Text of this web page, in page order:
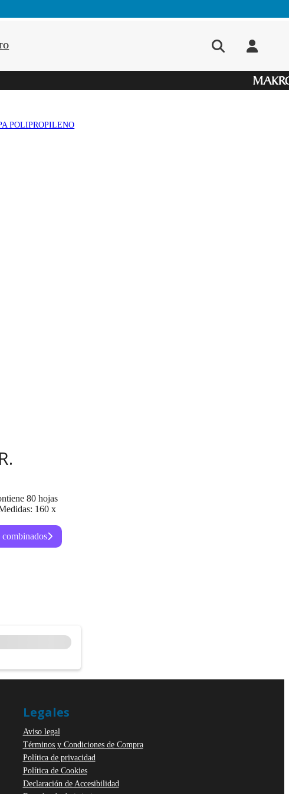
POLIPROPILENO
80 hojas
160 x
Legales
Aviso legal
Términos y Condiciones de Compra
Política de privacidad
Política de Cookies
Declaración de Accesibilidad